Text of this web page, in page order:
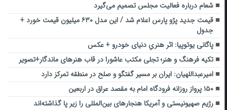
شعام درباره فعالیت مجلس تصمیم می‌گیرد
قیمت جدید پژو پارس اعلام شد / این مدل ۶۳۰ میلیون قیمت خورد +
جدول
پاگانی یوتوپیا: اثر هنریِ دنیای خودرو + عکس
تکیه فرهنگ و هنر؛ تجلی مکتب عاشورا در قاب هنرهای ماندگار+تصویر
امیرعبداللهیان: ایران بر مسیر گفتگو و صلح در منطقه تمرکز دارد
۱۵۰ پرواز روزانه فرودگاه امام به مقصد عراق در اربعین
رژیم صهیونیستی و آمریکا هنجارهای بین‌المللی را زیر پا گذاشته‌اند